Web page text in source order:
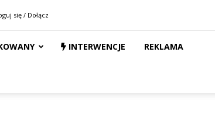
się / Dołącz
INTERWENCJE REKLAMA